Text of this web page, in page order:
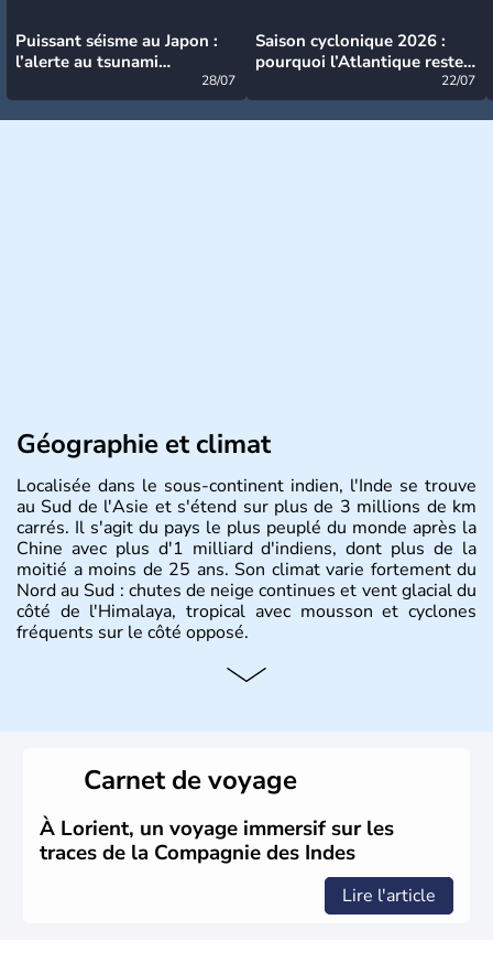
Puissant séisme au Japon :
l’alerte au tsunami
28/07
Saison cyclonique 2026 :
pourquoi l’Atlantique reste
22/07
Géographie et climat
Localisée dans le sous-continent indien, l'Inde se trouve
au Sud de l'Asie et s'étend sur plus de 3 millions de km
carrés. Il s'agit du pays le plus peuplé du monde après la
Chine avec plus d'1 milliard d'indiens, dont plus de la
moitié a moins de 25 ans. Son climat varie fortement du
Nord au Sud : chutes de neige continues et vent glacial du
côté de l'Himalaya, tropical avec mousson et cyclones
fréquents sur le côté opposé.
Histoire et administration
siècle, l'Inde reste sous la domination de l'empire
britannique jusqu'à l'obtention de son indépendance en
1947. Le Taj Mahal, mausolée construit par un empereur
en l'honneur de son épouse, a été édifié dans les années
1640 et est aujourd'hui considéré comme l'une des 7
Carnet de voyage
À Lorient, un voyage immersif sur les
traces de la Compagnie des Indes
Lire l'article